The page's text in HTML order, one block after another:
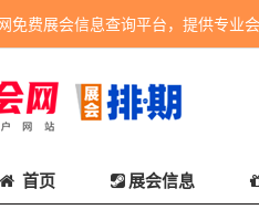
免费展会信息查询平台，提供专业会
首页 展会信息